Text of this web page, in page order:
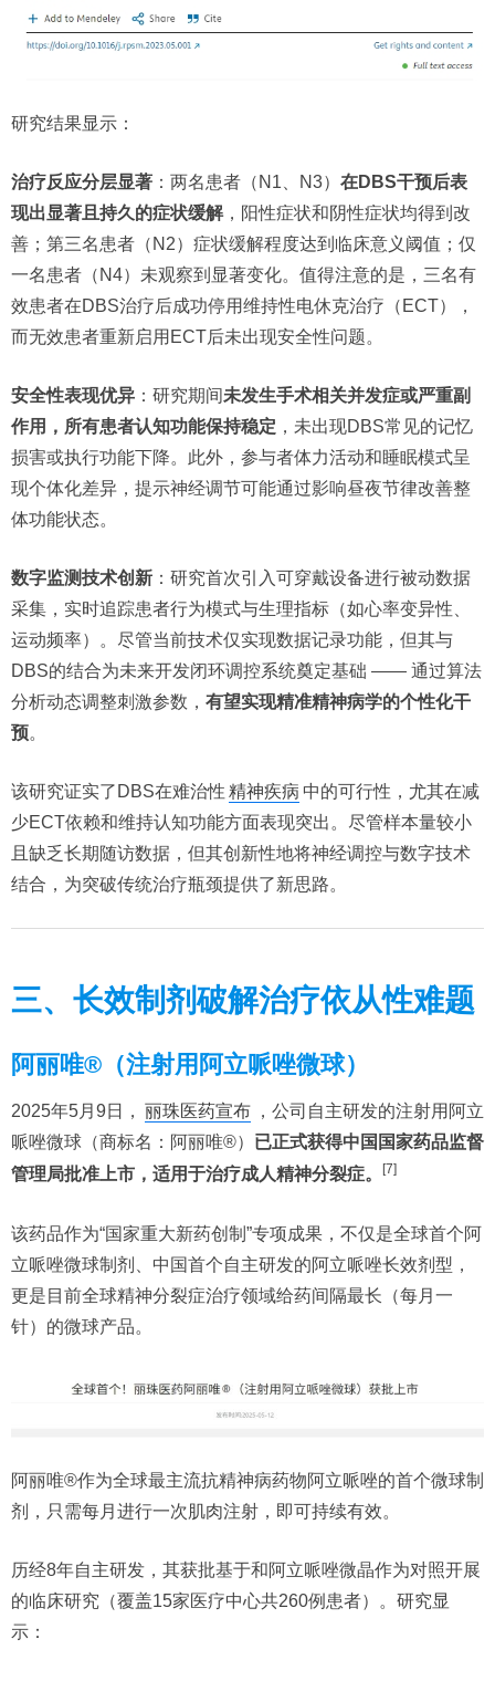
研究结果显示：
治疗反应分层显著 ：两名患者（N1、N3） 在DBS干预后表
现出显著且持久的症状缓解，阳性症状和阴性症状均得到改
善；第三名患者（N2）症状缓解程度达到临床意义阈值；仅
一名患者（N4）未观察到显著变化。值得注意的是，三名有
效患者在DBS治疗后成功停用维持性电休克治疗（ECT），
而无效患者重新启用ECT后未出现安全性问题。
安全性表现优异 ：研究期间未发生手术相关并发症或严重副
作用，所有患者认知功能保持稳定 ，未出现DBS常见的记忆
损害或执行功能下降。此外，参与者体力活动和睡眠模式呈
现个体化差异，提示神经调节可能通过影响昼夜节律改善整
体功能状态。
数字监测技术创新 ：研究首次引入可穿戴设备进行被动数据
采集，实时追踪患者行为模式与生理指标（如心率变异性、
运动频率）。尽管当前技术仅实现数据记录功能，但其与
DBS的结合为未来开发闭环调控系统奠定基础 —— 通过算法
分析动态调整刺激参数， 有望实现精准精神病学的个性化干
预。
该研究证实了DBS在难治性 精神疾病 中的可行性，尤其在减
少ECT依赖和维持认知功能方面表现突出。尽管样本量较小
且缺乏长期随访数据，但其创新性地将神经调控与数字技术
结合，为突破传统治疗瓶颈提供了新思路。
三、长效制剂破解治疗依从性难题
阿丽唯®（注射用阿立哌唑微球）
2025年5月9日， 丽珠医药宣布 ，公司自主研发的注射用阿立
哌唑微球（商标名：阿丽唯®） 已正式获得中国国家药品监督
管理局批准上市，适用于治疗成人精神分裂症。
[7]
该药品作为“国家重大新药创制”专项成果，不仅是全球首个阿
立哌唑微球制剂、中国首个自主研发的阿立哌唑长效剂型，
更是目前全球精神分裂症治疗领域给药间隔最长（每月一
针）的微球产品。
阿丽唯®作为全球最主流抗精神病药物阿立哌唑的首个微球制
剂，只需每月进行一次肌肉注射，即可持续有效。
历经8年自主研发，其获批基于和阿立哌唑微晶作为对照开展
的临床研究（覆盖15家医疗中心共260例患者）。研究显
示：